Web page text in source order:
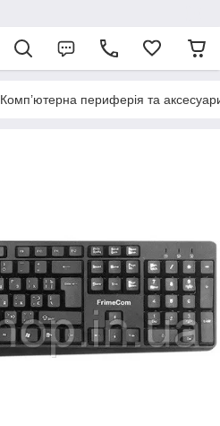
Комп’ютерна периферія та